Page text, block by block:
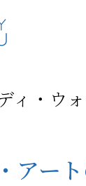
ィ・ウ
アー